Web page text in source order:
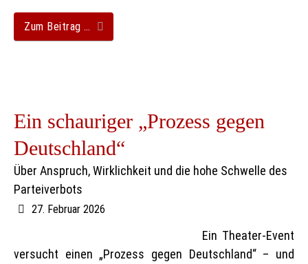
Zum Beitrag …
Ein schauriger „Prozess gegen
Deutschland“
Über Anspruch, Wirklichkeit und die hohe Schwelle des
Parteiverbots
27. Februar 2026
Ein Theater-Event
versucht einen „Prozess gegen Deutschland“ – und